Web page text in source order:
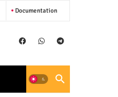
Documentation